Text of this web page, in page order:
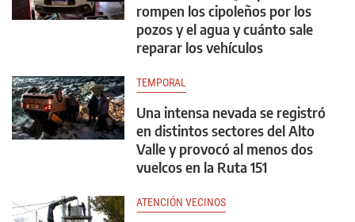
rompen los cipoleños por los
pozos y el agua y cuánto sale
reparar los vehículos
TEMPORAL
Una intensa nevada se registró
en distintos sectores del Alto
Valle y provocó al menos dos
vuelcos en la Ruta 151
ATENCIÓN VECINOS